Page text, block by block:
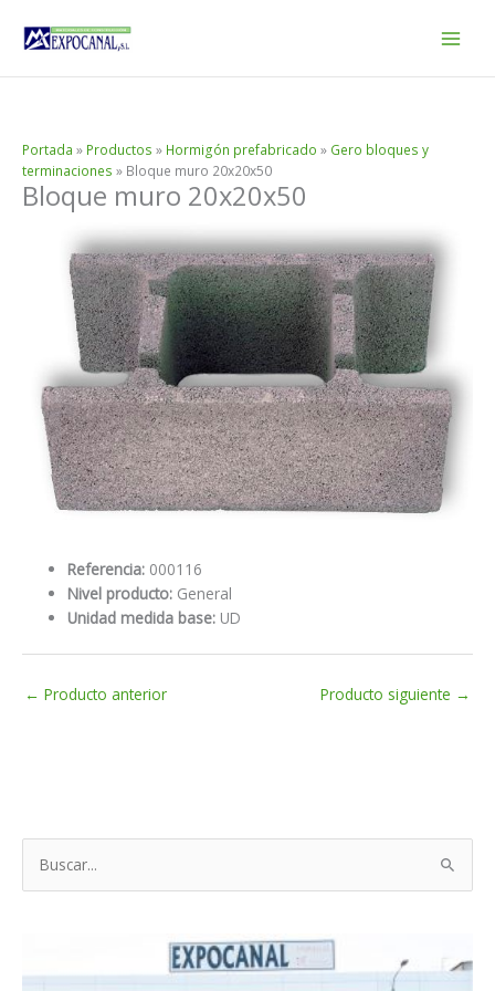
Portada » Productos » Hormigón prefabricado » Gero bloques y
terminaciones » Bloque muro 20x20x50
Bloque muro 20x20x50
Referencia: 000116
Nivel producto: General
Unidad medida base: UD
← Producto anterior Producto siguiente →
a